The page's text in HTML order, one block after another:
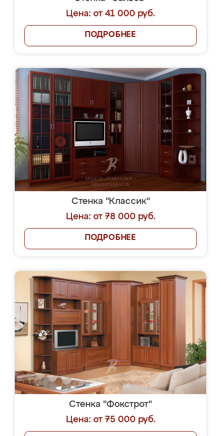
Цена: от 41 000 руб.
ПОДРОБНЕЕ
Стенка "Классик"
Цена: от 78 000 руб.
ПОДРОБНЕЕ
Стенка "Фокстрот"
Цена: от 75 000 руб.